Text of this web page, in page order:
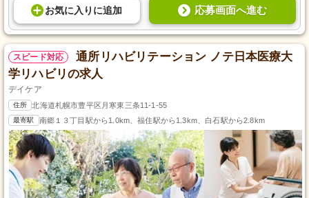
お気に入り に追加 応募画面へ進む
スピード対応
通所リハビリテーション ノテ日本医療大
学リハビリの求人
デイケア
住所 北海道札幌市豊平区月寒東三条11-1-55
最寄駅 南郷１３丁目駅から1.0km、福住駅から1.3km、白石駅から2.8km